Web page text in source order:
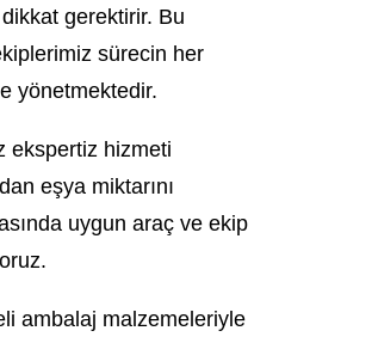
gerektirir. Bu
sürecin her
yönetmektedir.
ekspertiz hizmeti
eşya miktarını
uygun araç ve ekip
ambalaj malzemeleriyle